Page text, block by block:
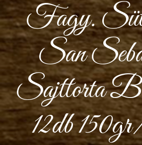
Fagy.
San
Sajttorta
12db